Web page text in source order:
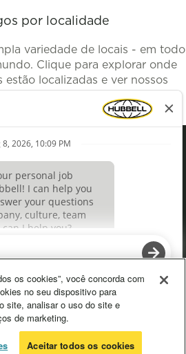
por localidade
variedade de locais - em todo
Clique para explorar onde
estão localizadas e ver nossos
de cookies
b
e
e
m
u
n
b
r
e
m
n
os Direitos Reservados
os cookies”, você concorda com
no seu dispositivo para
site, analisar o uso do site e
de marketing.
Aceitar todos os cookies